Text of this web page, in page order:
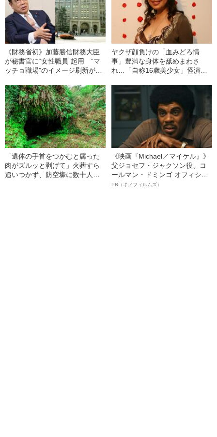
《財務省初》加藤勝信財務大臣
が秘書官に“女性職員”起用 “マ
ッチョ職場”のイメージ刷新が進
ヤクザ顔負けの「血みどろ情
事」豊満な身体を舐めまわさ
れ…「自称16歳美少女」怪演
ぎる“熟れ方”
「遺体の手首をつかむと腐った
肉がズルッと剥げて」火葬すら
追いつかず、防空壕に数十人
《映画『Michael／マイケル』》
父ジョセフ・ジャクソン役、コ
ールマン・ドミンゴ オフィシャ
ルインタビュー“観客を魅了した
PR（キノフィルムズ）